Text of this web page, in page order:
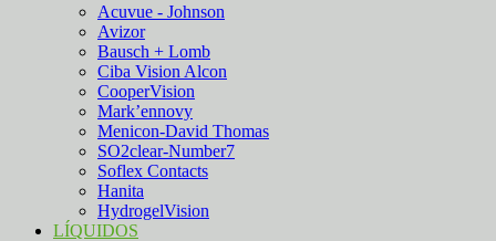
Acuvue - Johnson
Avizor
Bausch + Lomb
Ciba Vision Alcon
CooperVision
Mark’ennovy
Menicon-David Thomas
SO2clear-Number7
Soflex Contacts
Hanita
HydrogelVision
LÍQUIDOS